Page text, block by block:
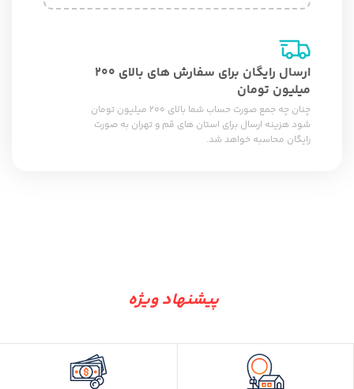
ارسال رایگان برای سفارش های بالای 200
میلیون تومان
چنان چه جمع صورت حساب شما بالای 200 میلیون تومان
شود هزینه ارسال برای استان های قم و تهران به صورت
رایگان محاسبه خواهد شد.
پیشنهاد ویژه